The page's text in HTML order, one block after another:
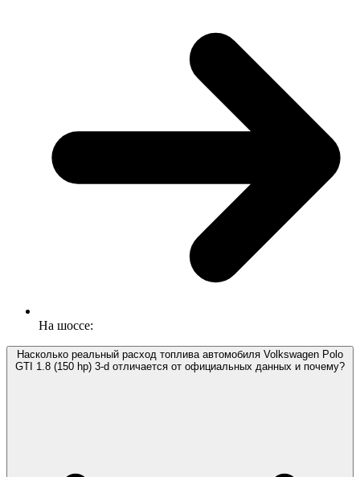
На шоссе:
Насколько реальный расход топлива автомобиля Volkswagen Polo
GTI 1.8 (150 hp) 3-d отличается от официальных данных и почему?